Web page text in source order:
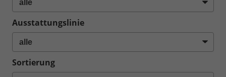
Ausstattungslinie
Sortierung